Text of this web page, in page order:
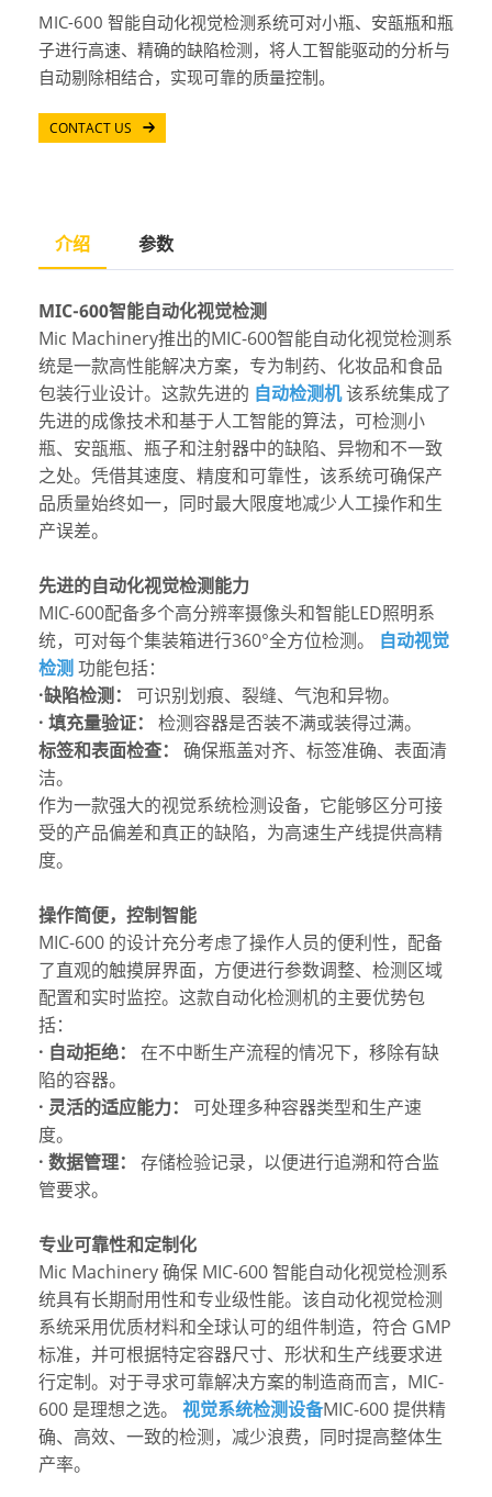
MIC-600 智能自动化视觉检测系统可对小瓶、安瓿瓶和瓶
子进行高速、精确的缺陷检测，将人工智能驱动的分析与
自动剔除相结合，实现可靠的质量控制。
CONTACT US
介绍 参数
MIC-600智能自动化视觉检测
Mic Machinery推出的MIC-600智能自动化视觉检测系
统是一款高性能解决方案，专为制药、化妆品和食品
包装行业设计。这款先进的 自动检测机该系统集成了
先进的成像技术和基于人工智能的算法，可检测小
瓶、安瓿瓶、瓶子和注射器中的缺陷、异物和不一致
之处。凭借其速度、精度和可靠性，该系统可确保产
品质量始终如一，同时最大限度地减少人工操作和生
产误差。
先进的自动化视觉检测能力
MIC-600配备多个高分辨率摄像头和智能LED照明系
统，可对每个集装箱进行360°全方位检测。 自动视觉
检测 功能包括：
·缺陷检测： 可识别划痕、裂缝、气泡和异物。
· 填充量验证： 检测容器是否装不满或装得过满。
标签和表面检查： 确保瓶盖对齐、标签准确、表面清
洁。
作为一款强大的视觉系统检测设备，它能够区分可接
受的产品偏差和真正的缺陷，为高速生产线提供高精
度。
操作简便，控制智能
MIC-600 的设计充分考虑了操作人员的便利性，配备
了直观的触摸屏界面，方便进行参数调整、检测区域
配置和实时监控。这款自动化检测机的主要优势包
括：
· 自动拒绝： 在不中断生产流程的情况下，移除有缺
陷的容器。
· 灵活的适应能力： 可处理多种容器类型和生产速
度。
· 数据管理： 存储检验记录，以便进行追溯和符合监
管要求。
专业可靠性和定制化
Mic Machinery 确保 MIC-600 智能自动化视觉检测系
统具有长期耐用性和专业级性能。该自动化视觉检测
系统采用优质材料和全球认可的组件制造，符合 GMP
标准，并可根据特定容器尺寸、形状和生产线要求进
行定制。对于寻求可靠解决方案的制造商而言，MIC-
600 是理想之选。 视觉系统检测设备MIC-600 提供精
确、高效、一致的检测，减少浪费，同时提高整体生
产率。